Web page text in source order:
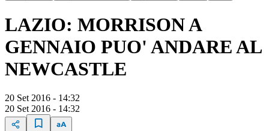
LAZIO: MORRISON A
GENNAIO PUO' ANDARE AL
NEWCASTLE
20 Set 2016 - 14:32
20 Set 2016 - 14:32